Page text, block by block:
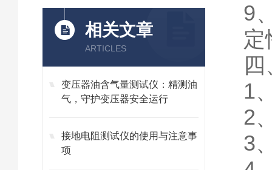
相关文章
ARTICLES
变压器油含气量测试仪：精测油
气，守护变压器安全运行
接地电阻测试仪的使用与注意事
项
9
定
1
2
3